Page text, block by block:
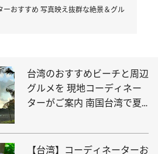
ーおすすめ 写真映え抜群な絶景＆グル
台湾のおすすめビーチと周辺
グルメを 現地コーディネー
ターがご案内 南国台湾で夏
【台湾】コーディネーターお